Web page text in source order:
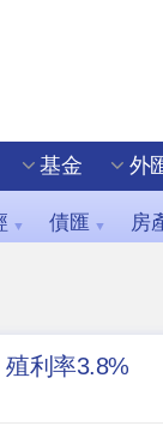
基金 外
▼ 債匯 ▼ 房
殖利率3.8%